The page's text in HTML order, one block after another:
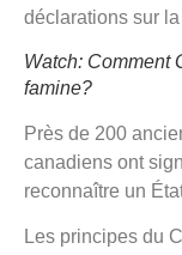
déclarations sur
Watch: Comment
famine?
Près de 200
canadiens ont
reconnaître un
Les principes du